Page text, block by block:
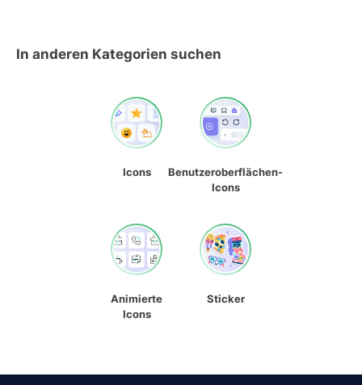
In anderen Kategorien suchen
Icons
Benutzeroberflächen-
Icons
Animierte
Icons
Sticker